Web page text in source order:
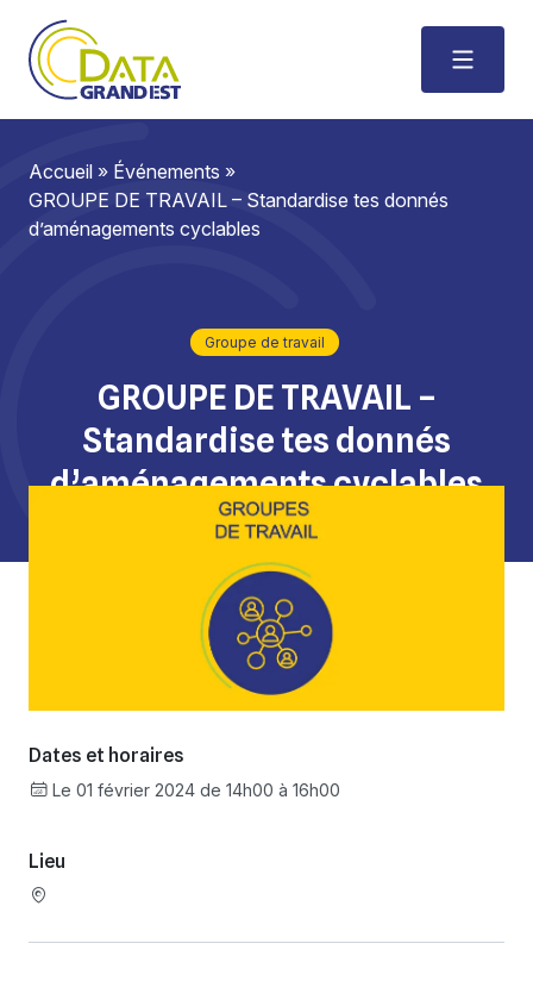
Accueil » Événements »
GROUPE DE TRAVAIL – Standardise tes donnés
d’aménagements cyclables
Groupe de travail
GROUPE DE TRAVAIL –
Standardise tes donnés
d’aménagements cyclables
Dates et horaires
Le 01 février 2024 de 14h00 à 16h00
Lieu